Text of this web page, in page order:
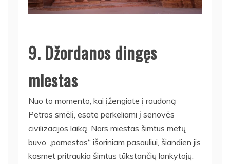
9. Džordanos dingęs
miestas
Nuo to momento, kai įžengiate į raudoną
Petros smėlį, esate perkeliami į senovės
civilizacijos laiką. Nors miestas šimtus metų
buvo „pamestas“ išoriniam pasauliui, šiandien jis
kasmet pritraukia šimtus tūkstančių lankytojų.